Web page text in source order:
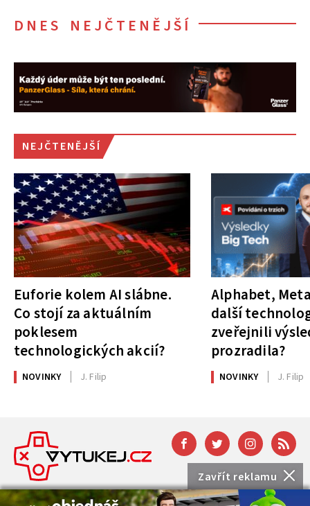
Zavřít reklamu
DNES NEJČTENĚJŠÍ
NEJČTENĚJŠÍ
Euforie kolem AI slábne.
Co stojí za aktuálním
poklesem
technologických akcií?
NOVINKY J. Filip
Alphabet,
další
zveřejnili
prozradila?
NOVINKY J. Filip